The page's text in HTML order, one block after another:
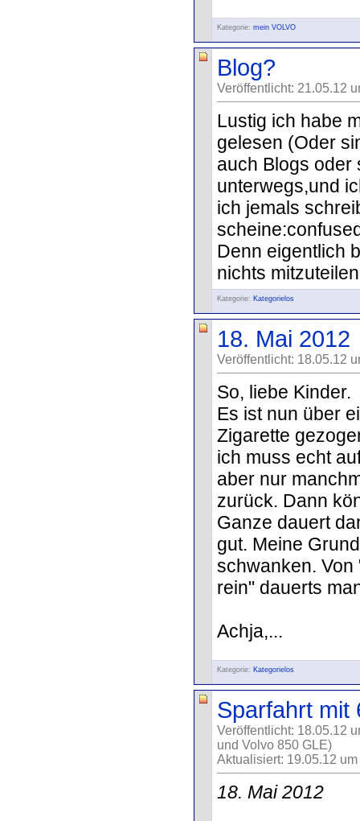
Kategorie: mein VOLVO
Blog?
Veröffentlicht: 21.05.12
Lustig ich habe
gelesen (Oder
auch Blogs oder
unterwegs,und
ich jemals
Denn eigentlich
nichts
Kategorie: Kategorielos
18. Mai 2012
Veröffentlicht: 18.05.12
So, liebe Kinder.
Es ist nun über
Zigarette
ich muss echt
aber nur
zurück. Dann
Ganze dauert
gut. Meine
schwanken.
rein" dauerts
Achja,...
Kategorie: Kategorielos
Sparfahrt mit
Veröffentlicht: 18.05.12
und Volvo 850 GLE)
Aktualisiert: 19.05.12
18. Mai 2012